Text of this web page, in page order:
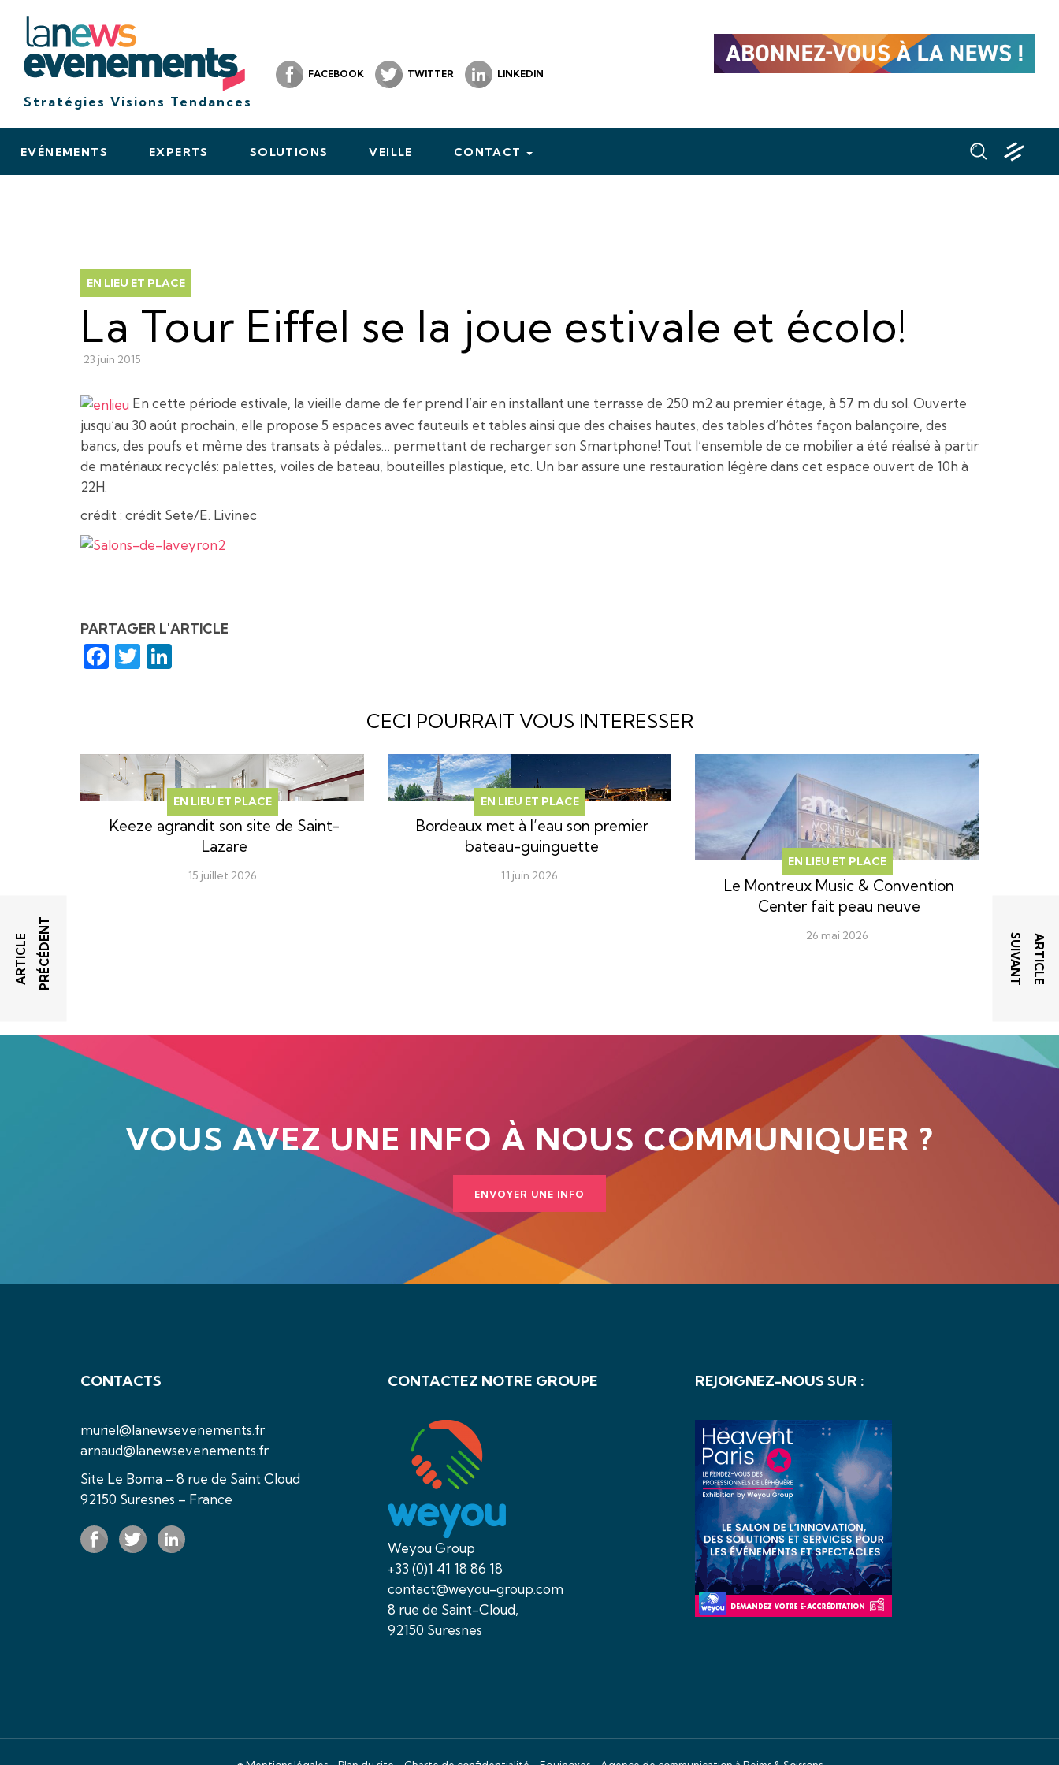
Stratégies Visions Tendances
FACEBOOK TWITTER LINKEDIN
EVÉNEMENTS EXPERTS SOLUTIONS VEILLE CONTACT
EN LIEU ET PLACE
La Tour Eiffel se la joue estivale et écolo!
23 juin 2015
En cette période estivale, la vieille dame de fer prend l’air en installant une terrasse de 250 m2 au premier étage, à 57 m du sol. Ouverte
jusqu’au 30 août prochain, elle propose 5 espaces avec fauteuils et tables ainsi que des chaises hautes, des tables d’hôtes façon balançoire, des
bancs, des poufs et même des transats à pédales… permettant de recharger son Smartphone! Tout l’ensemble de ce mobilier a été réalisé à partir
de matériaux recyclés: palettes, voiles de bateau, bouteilles plastique, etc. Un bar assure une restauration légère dans cet espace ouvert de 10h à
22H.
crédit : crédit Sete/E. Livinec
PARTAGER L'ARTICLE
Facebook
Twitter
A
R
T
I
C
L
E
P
R
É
C
É
D
E
N T A
R
T
I
C
L
E
S
U
I
V
A
N
T
CECI POURRAIT VOUS INTERESSER
EN LIEU ET PLACE
Keeze agrandit son site de Saint-
Lazare
15 juillet 2026
EN LIEU ET PLACE
Bordeaux met à l’eau son premier
bateau-guinguette
11 juin 2026
EN LIEU ET PLACE
Le Montreux Music & Convention
Center fait peau neuve
26 mai 2026
VOUS AVEZ UNE INFO À NOUS COMMUNIQUER ?
ENVOYER UNE INFO
CONTACTS
muriel@lanewsevenements.fr
arnaud@lanewsevenements.fr
Site Le Boma – 8 rue de Saint Cloud
92150 Suresnes – France
CONTACTEZ NOTRE GROUPE
Weyou Group
+33 (0)1 41 18 86 18
contact@weyou-group.com
8 rue de Saint-Cloud,
92150 Suresnes
REJOIGNEZ-NOUS SUR :